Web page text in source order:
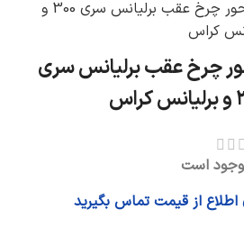
چرخ عقب برلیانس سری
است
اطلاع از قیمت تماس بگیرید